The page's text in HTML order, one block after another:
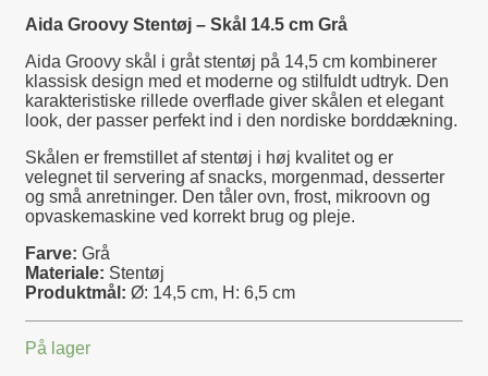
Aida Groovy Stentøj – Skål 14.5 cm Grå
Aida Groovy skål i gråt stentøj på 14,5 cm kombinerer
klassisk design med et moderne og stilfuldt udtryk. Den
karakteristiske rillede overflade giver skålen et elegant
look, der passer perfekt ind i den nordiske borddækning.
Skålen er fremstillet af stentøj i høj kvalitet og er
velegnet til servering af snacks, morgenmad, desserter
og små anretninger. Den tåler ovn, frost, mikroovn og
opvaskemaskine ved korrekt brug og pleje.
Farve: Grå
Materiale: Stentøj
Produktmål: Ø: 14,5 cm, H: 6,5 cm
På lager